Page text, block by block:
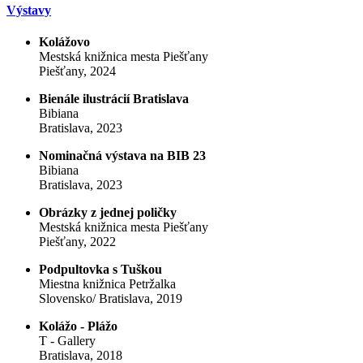
Výstavy
Kolážovo
Mestská knižnica mesta Piešťany
Piešťany, 2024
Bienále ilustrácií Bratislava
Bibiana
Bratislava, 2023
Nominačná výstava na BIB 23
Bibiana
Bratislava, 2023
Obrázky z jednej poličky
Mestská knižnica mesta Piešťany
Piešťany, 2022
Podpultovka s Tuškou
Miestna knižnica Petržalka
Slovensko/ Bratislava, 2019
Kolážo - Plážo
T - Gallery
Bratislava, 2018